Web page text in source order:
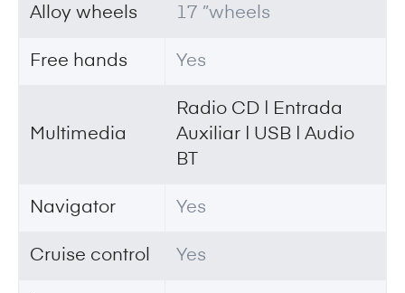
Alloy wheels 17 ”wheels
Free hands Yes
Multimedia
Radio CD | Entrada
Auxiliar | USB | Audio
BT
Navigator Yes
Cruise control Yes